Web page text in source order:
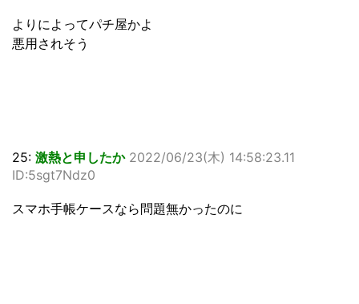
よりによってパチ屋かよ
悪用されそう
25: 激熱と申したか 2022/06/23(木) 14:58:23.11
ID:5sgt7Ndz0
スマホ手帳ケースなら問題無かったのに